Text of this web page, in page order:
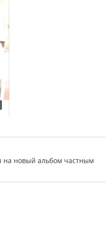
на новый альбом частным